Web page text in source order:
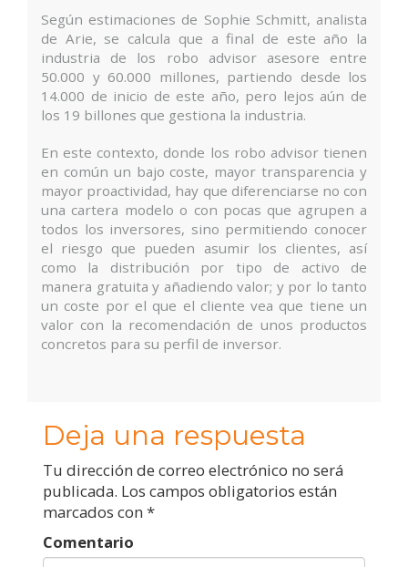
Según estimaciones de Sophie Schmitt, analista
de Arie, se calcula que a final de este año la
industria de los robo advisor asesore entre
50.000 y 60.000 millones, partiendo desde los
14.000 de inicio de este año, pero lejos aún de
los 19 billones que gestiona la industria.
En este contexto, donde los robo advisor tienen
en común un bajo coste, mayor transparencia y
mayor proactividad, hay que diferenciarse no con
una cartera modelo o con pocas que agrupen a
todos los inversores, sino permitiendo conocer
el riesgo que pueden asumir los clientes, así
como la distribución por tipo de activo de
manera gratuita y añadiendo valor; y por lo tanto
un coste por el que el cliente vea que tiene un
valor con la recomendación de unos productos
concretos para su perfil de inversor.
Deja una respuesta
Tu dirección de correo electrónico no será
publicada. Los campos obligatorios están
marcados con *
Comentario